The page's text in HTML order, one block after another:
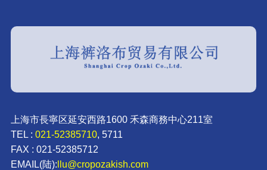
上海市長寧区延安西路1600 禾森商務中心211室
TEL : 021-52385710, 5711
FAX : 021-52385712
EMAIL(陆):llu@cropozakish.com